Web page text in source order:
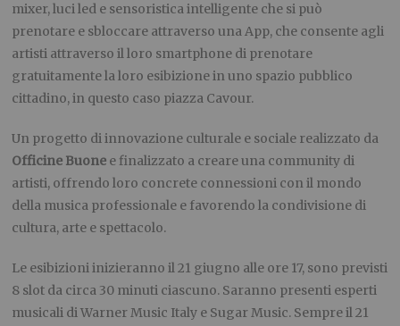
mixer, luci led e sensoristica intelligente che si può
prenotare e sbloccare attraverso una App, che consente agli
artisti attraverso il loro smartphone di prenotare
gratuitamente la loro esibizione in uno spazio pubblico
cittadino, in questo caso piazza Cavour.
Un progetto di innovazione culturale e sociale realizzato da
Officine Buone e finalizzato a creare una community di
artisti, offrendo loro concrete connessioni con il mondo
della musica professionale e favorendo la condivisione di
cultura, arte e spettacolo.
Le esibizioni inizieranno il 21 giugno alle ore 17, sono previsti
8 slot da circa 30 minuti ciascuno. Saranno presenti esperti
musicali di Warner Music Italy e Sugar Music. Sempre il 21